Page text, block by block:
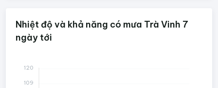
Nhiệt độ và khả năng có mưa Trà Vinh 7
ngày tới
120
109